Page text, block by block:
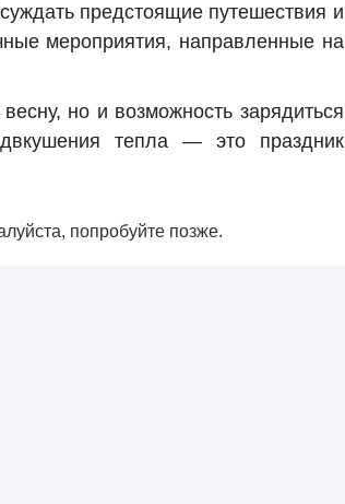
предстоящие путешествия и
мероприятия, направленные на
но и возможность зарядиться
тепла — это праздник
попробуйте позже.